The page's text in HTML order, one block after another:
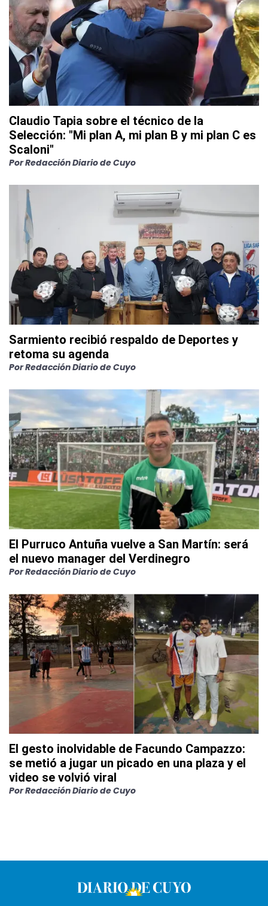
Claudio Tapia sobre el técnico de la
Selección: "Mi plan A, mi plan B y mi plan C es
Scaloni"
PorRedacción Diario de Cuyo
Sarmiento recibió respaldo de Deportes y
retoma su agenda
PorRedacción Diario de Cuyo
El Purruco Antuña vuelve a San Martín: será
el nuevo manager del Verdinegro
PorRedacción Diario de Cuyo
El gesto inolvidable de Facundo Campazzo:
se metió a jugar un picado en una plaza y el
video se volvió viral
PorRedacción Diario de Cuyo